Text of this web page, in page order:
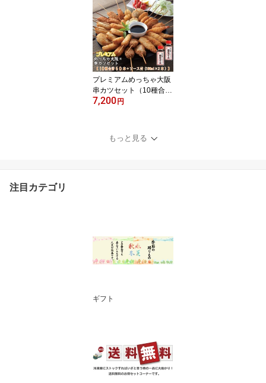
イベリコ 冷凍 お惣菜 お
試し おためし 串かつ ギ
フト お歳暮
プレミアムめっちゃ大阪
串カツセット（10種合計
50本+ソース180ml×2
かつ 冷凍 パーティー 宅
飲み 贈答 ギフト プレゼ
7,200円
もっと見る
注目カテゴリ
ギフト